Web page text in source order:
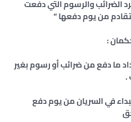
الضرائب والرسوم التي دفعت
من يوم دفعها “
:
ما دفع من ضرائب أو رسوم بغير
.
في السريان من يوم دفع